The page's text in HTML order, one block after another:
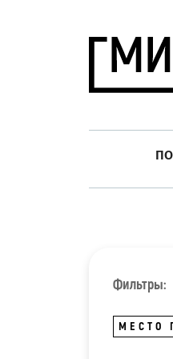
Фильтры:
МЕСТО